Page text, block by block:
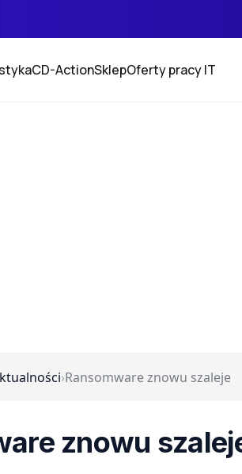
CD-ActionSklepOferty pracy IT
›Ransomware znowu szaleje
znowu